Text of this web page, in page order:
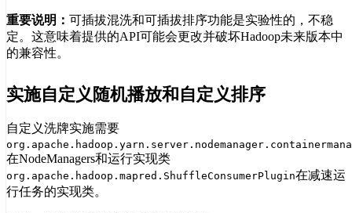
重要说明： 可插拔混洗和可插拔排序功能是实验性的，不稳
定。这意味着提供的API可能会更改并破坏Hadoop未来版本中
的兼容性。
实施自定义随机播放和自定义排序
自定义洗牌实施需要
在NodeManagers和运行实现类
org.apache.hadoop.mapred.ShuffleConsumerPlugin在减速运
行任务的实现类。